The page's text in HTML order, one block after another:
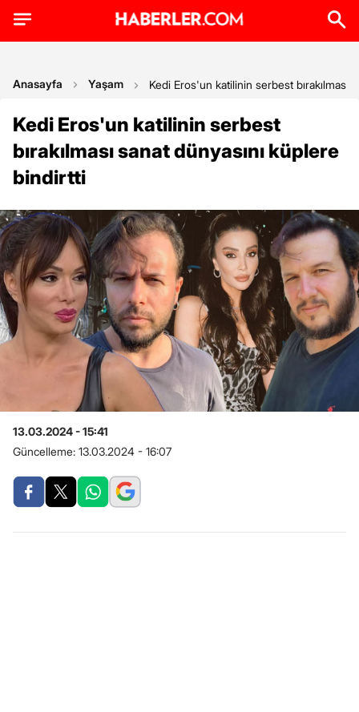
Anasayfa Yaşam Kedi Eros'un katilinin serbest bırakılması
Kedi Eros'un katilinin serbest
bırakılması sanat dünyasını küplere
bindirtti
13.03.2024 - 15:41
Güncelleme: 13.03.2024 - 16:07